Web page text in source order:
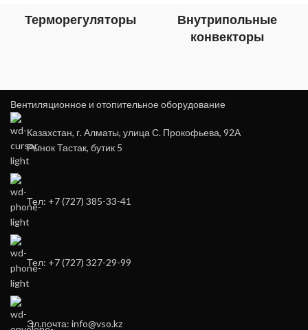
Терморегуляторы
Внутрипольные
конвекторы
Вентиляционное и отопительное оборудование
Казахстан, г. Алматы, улица С. Прокофьева, 92А
Рынок Тастак, бутик 5
Тел: +7 (727) 385-33-41
Тел: +7 (727) 327-29-99
Эл.почта: info@vso.kz